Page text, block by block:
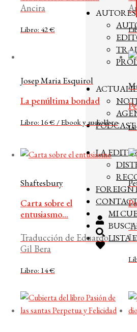
AUTORES
PODCAST
LA
FOREIGN
MI
LISTA
Ancira
Libro: 42 €
Josep Maria Esquirol
La penúltima bondad
Libro: 16 € / Ebook y audiolibro
Shaftesbury
Carta sobre el
entusiasmo...
Traducción de Eduardo
Gil Bera
Libro: 14 €